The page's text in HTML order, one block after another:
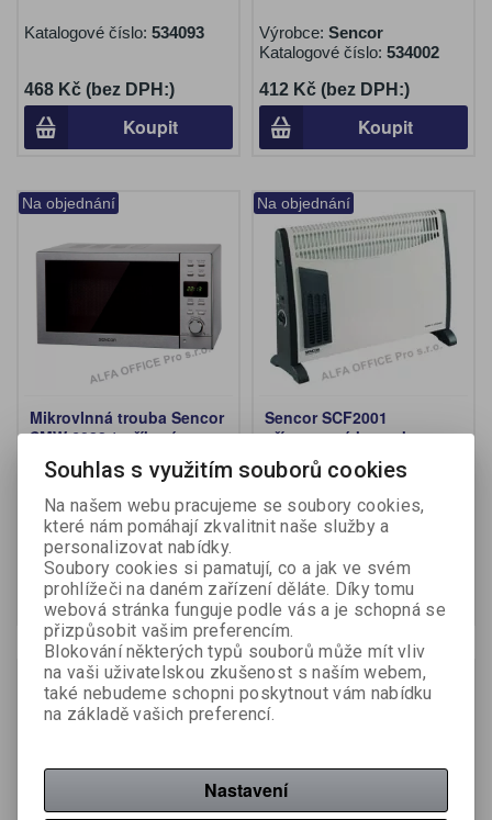
Katalogové číslo: 534093
468 Kč (bez DPH:)
Koupit
Výrobce: Sencor
Katalogové číslo: 534002
412 Kč (bez DPH:)
Koupit
Na objednání
Mikrovlnná trouba Sencor
SMW 6022 / stříbrná
Výrobce:Sencor
Katalogové číslo:534064
2 010 Kč (bez DPH:)
Koupit
Na objednání
Sencor SCF2001
přímotopný konvektor
Výrobce:Sencor
Katalogové číslo:627390
885 Kč (bez DPH:)
Koupit
Na objednání
Souhlas s využitím souborů cookies
Na našem webu pracujeme se soubory cookies,
které nám pomáhají zkvalitnit naše služby a
personalizovat nabídky.
Soubory cookies si pamatují, co a jak ve svém
prohlížeči na daném zařízení děláte. Díky tomu
webová stránka funguje podle vás a je schopná se
přizpůsobit vašim preferencím.
Blokování některých typů souborů může mít vliv
na vaši uživatelskou zkušenost s naším webem,
také nebudeme schopni poskytnout vám nabídku
na základě vašich preferencí.
Nastavení